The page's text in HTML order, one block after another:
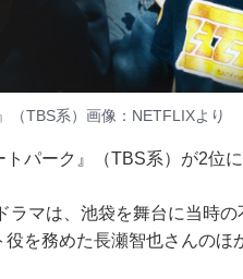
（TBS系）画像： NETFLIXより
パーク』（TBS系）が2位に
ラマは、池袋を舞台に当時
役を務めた長瀬智也さんの